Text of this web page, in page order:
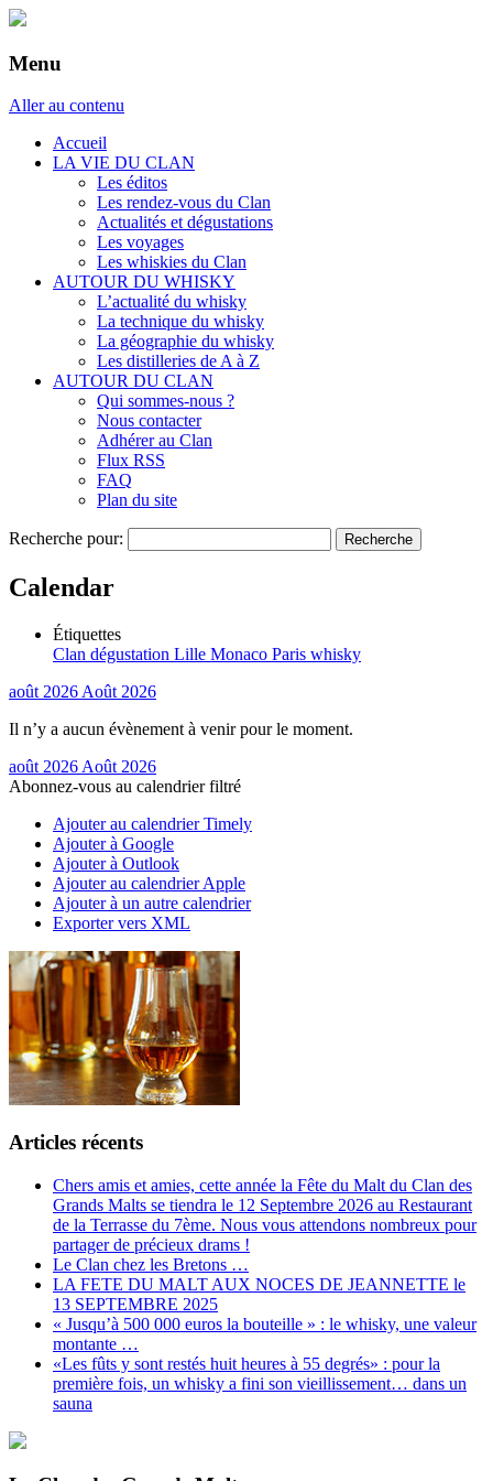
Menu
Aller au contenu
Accueil
LA VIE DU CLAN
Les éditos
Les rendez-vous du Clan
Actualités et dégustations
Les voyages
Les whiskies du Clan
AUTOUR DU WHISKY
L’actualité du whisky
La technique du whisky
La géographie du whisky
Les distilleries de A à Z
AUTOUR DU CLAN
Qui sommes-nous ?
Nous contacter
Adhérer au Clan
Flux RSS
FAQ
Plan du site
Recherche pour:
Calendar
Étiquettes
Clan dégustation Lille Monaco Paris whisky
août 2026 Août 2026
Il n’y a aucun évènement à venir pour le moment.
août 2026 Août 2026
Abonnez-vous au calendrier filtré
Ajouter au calendrier Timely
Ajouter à Google
Ajouter à Outlook
Ajouter au calendrier Apple
Ajouter à un autre calendrier
Exporter vers XML
Articles récents
Chers amis et amies, cette année la Fête du Malt du Clan des
Grands Malts se tiendra le 12 Septembre 2026 au Restaurant
de la Terrasse du 7ème. Nous vous attendons nombreux pour
partager de précieux drams !
Le Clan chez les Bretons …
LA FETE DU MALT AUX NOCES DE JEANNETTE le
13 SEPTEMBRE 2025
« Jusqu’à 500 000 euros la bouteille » : le whisky, une valeur
montante …
«Les fûts y sont restés huit heures à 55 degrés» : pour la
première fois, un whisky a fini son vieillissement… dans un
sauna